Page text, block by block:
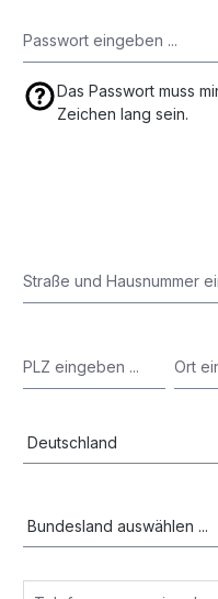
Das Passwort muss
Zeichen lang sein.